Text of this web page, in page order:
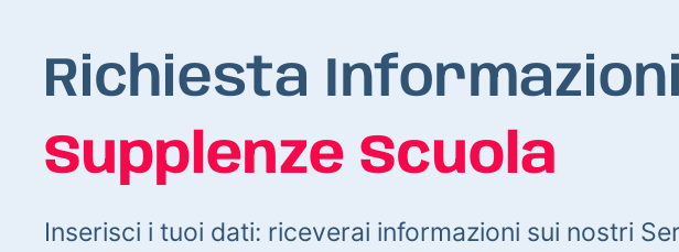
Richiesta Informazioni
Supplenze Scuola
Inserisci i tuoi dati: riceverai informazioni sui nostri